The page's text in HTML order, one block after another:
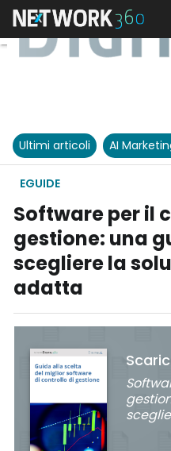
Ultimi articoli AI
EGUIDE
Software per il
gestione: una
scegliere la
adatta